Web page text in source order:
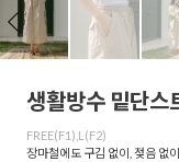
생활방수 밑단스
FREE(F1),L(F2)
장마철에도 구김 없이, 젖음 없